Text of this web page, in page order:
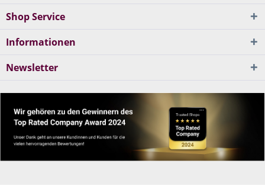
Shop Service
Informationen
Newsletter